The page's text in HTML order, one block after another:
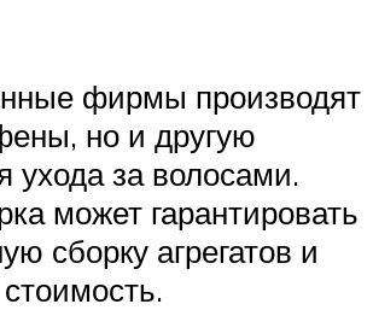
фирмы производят
но и другую
ухода за волосами.
может гарантировать
сборку агрегатов и